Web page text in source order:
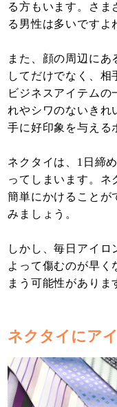
る方もいます。さま
る男性は多いですよ
また、顔の周辺にあ
してだけでなく、相
ビジネスアイテムの
れやシワのないきれ
手に好印象を与える
ネクタイは、1日締
ってしまいます。ネ
簡単にかけることが
みましょう。
しかし、毎日アイロ
よって傷むのが早く
まう可能性がありま
ネクタイにア